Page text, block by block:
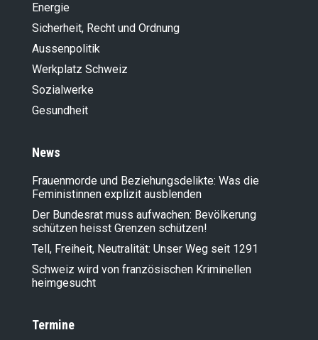
Energie
Sicherheit, Recht und Ordnung
Aussenpolitik
Werkplatz Schweiz
Sozialwerke
Gesundheit
News
Frauenmorde und Beziehungsdelikte: Was die
Feministinnen explizit ausblenden
Der Bundesrat muss aufwachen: Bevölkerung
schützen heisst Grenzen schützen!
Tell, Freiheit, Neutralität: Unser Weg seit 1291
Schweiz wird von französischen Kriminellen
heimgesucht
Termine